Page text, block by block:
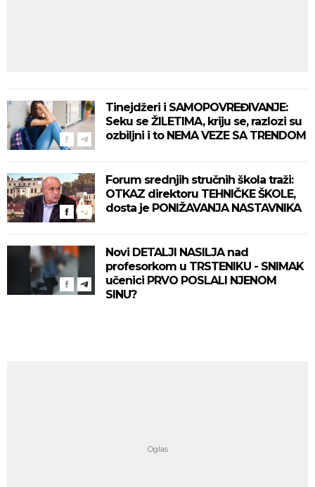
Tinejdžeri i SAMOPOVREĐIVANJE:
Seku se ŽILETIMA, kriju se, razlozi su
ozbiljni i to NEMA VEZE SA TRENDOM
Forum srednjih stručnih škola traži:
OTKAZ direktoru TEHNIČKE ŠKOLE,
dosta je PONIŽAVANJA NASTAVNIKA
Novi DETALJI NASILJA nad
profesorkom u TRSTENIKU - SNIMAK
učenici PRVO POSLALI NJENOM
SINU?